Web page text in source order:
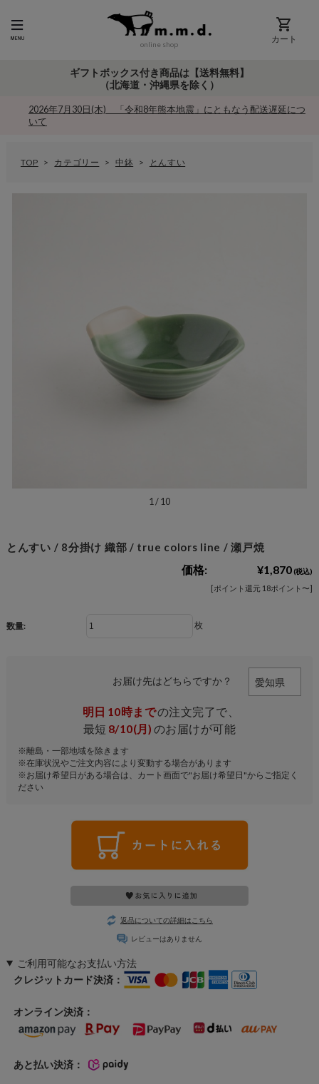
online shop カート
ギフトボックス付き商品は【送料無料】
（北海道・沖縄県を除く）
2026年7月30日(木) 「令和8年熊本地震」にともなう配送遅延につ
いて
TOP カテゴリー 中鉢 とんすい
1 /10
とんすい / 8分掛け 織部 / true colors line / 瀬戸焼
価格: ¥1,870(税込)
[ポイント還元 18ポイント〜]
数量: 枚
お届け先はどちらですか？
明日 10時までの注文完了で、
最短 8/10(月) のお届けが可能
※離島・一部地域を除きます
※在庫状況やご注文内容により変動する場合があります
※お届け希望日がある場合は、カート画面で"お届け希望日"からご指定く
ださい
返品についての詳細はこちら
レビューはありません
ご利用可能なお支払い方法
クレジットカード決済：
オンライン決済：
あと払い決済：